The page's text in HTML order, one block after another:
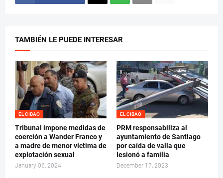
TAMBIÉN LE PUEDE INTERESAR
EL CIBAO
Tribunal impone medidas de
coerción a Wander Franco y
a madre de menor víctima de
explotación sexual
January 06, 2024
EL CIBAO
PRM responsabiliza al
ayuntamiento de Santiago
por caída de valla que
lesionó a familia
December 17, 2023